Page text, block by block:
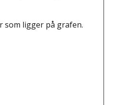
som ligger på grafen.